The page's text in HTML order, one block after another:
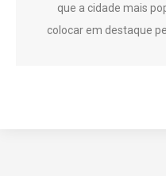
que a cidade mais
colocar em destaque